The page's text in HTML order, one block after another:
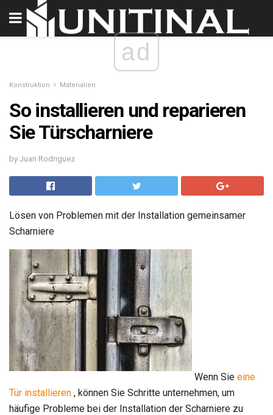
ad
Konstruktion Materialien
So installieren und reparieren
Sie Türscharniere
by Juan Rodriguez
Lösen von Problemen mit der Installation gemeinsamer
Scharniere
Wenn Sie eine
Tür installieren , können Sie Schritte unternehmen, um
häufige Probleme bei der Installation der Scharniere zu